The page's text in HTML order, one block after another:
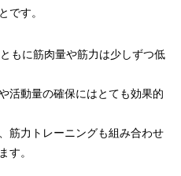
です。
もに筋肉量や筋力は少しずつ低
活動量の確保にはとても効果的
筋力トレーニングも組み合わせ
す。